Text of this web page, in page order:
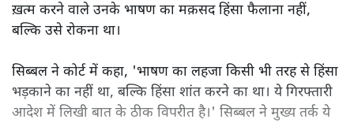
ख़त्म करने वाले उनके भाषण का मक़सद हिंसा फैलाना नहीं,
बल्कि उसे रोकना था।
सिब्बल ने कोर्ट में कहा, 'भाषण का लहजा किसी भी तरह से हिंसा
भड़काने का नहीं था, बल्कि हिंसा शांत करने का था। ये गिरफ्तारी
आदेश में लिखी बात के ठीक विपरीत है।' सिब्बल ने मुख्य तर्क ये